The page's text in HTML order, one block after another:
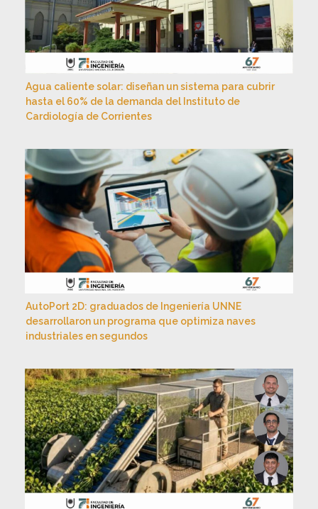
Agua caliente solar: diseñan un sistema para cubrir
hasta el 60% de la demanda del Instituto de
Cardiología de Corrientes
AutoPort 2D: graduados de Ingeniería UNNE
desarrollaron un programa que optimiza naves
industriales en segundos